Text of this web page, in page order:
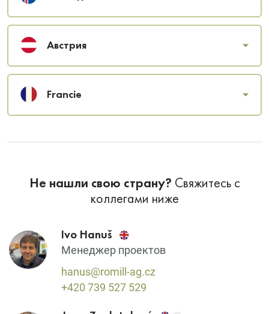
Австрия
Francie
Не нашли свою страну? Свяжитесь с
коллегами ниже
Ivo Hanuš
Менеджер проектов
hanus@romill-ag.cz
+420 739 527 529